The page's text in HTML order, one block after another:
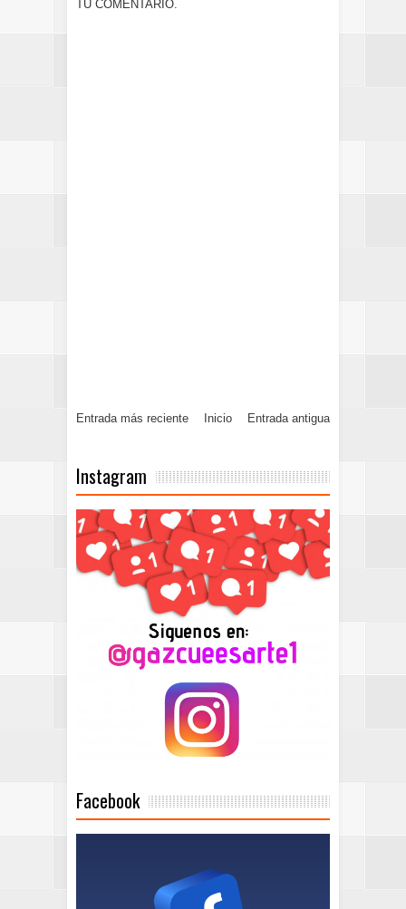
TU COMENTARIO.
Entrada más reciente Entrada antigua
Inicio
Instagram
Facebook